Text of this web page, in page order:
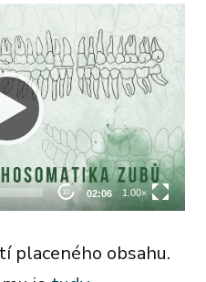
placeného obsahu.